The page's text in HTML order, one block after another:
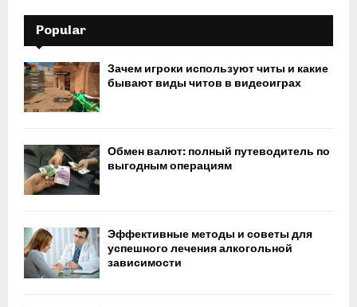
Popular
Зачем игроки используют читы и какие
бывают виды читов в видеоиграх
Обмен валют: полный путеводитель по
выгодным операциям
Эффективные методы и советы для
успешного лечения алкогольной
зависимости